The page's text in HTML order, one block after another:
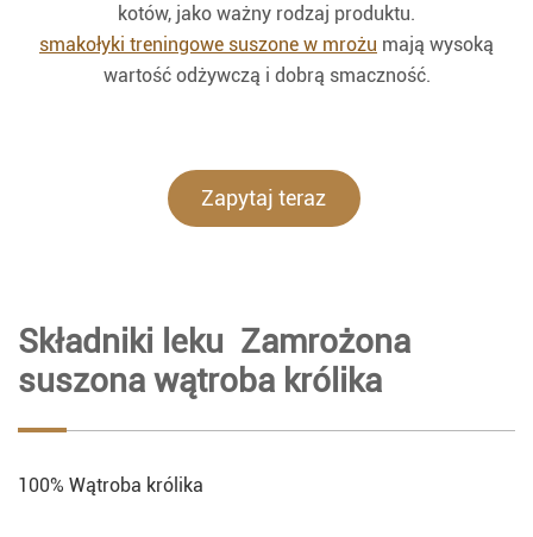
kotów, jako ważny rodzaj produktu.
smakołyki treningowe suszone w mrożu mają wysoką
wartość odżywczą i dobrą smaczność.
Zapytaj teraz
Składniki leku Zamrożona
suszona wątroba królika
100% Wątroba królika